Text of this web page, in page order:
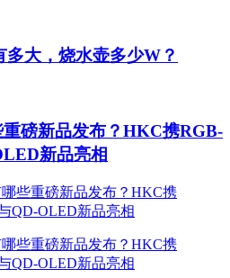
多大，烧水壶多少W？
磅新品发布？HKC携RGB-
新品亮相